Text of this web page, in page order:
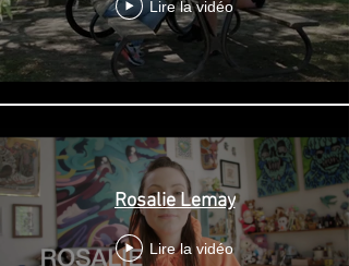
Lire la vidéo
Rosalie Lemay
Lire la vidéo